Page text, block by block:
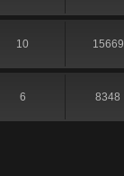
10 15669
6 8348